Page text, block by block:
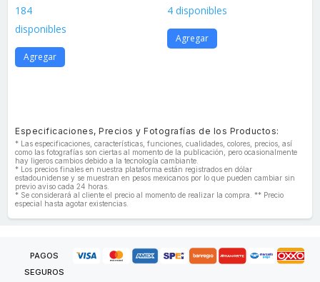
184
disponibles
Agregar
4 disponibles
Agregar
Especificaciones, Precios y Fotografías de los Productos:
* Las especificaciones, características, funciones, cualidades, colores, precios, así
como las fotografías son ciertas al momento de la publicación, pero ocasionalmente
hay ligeros cambios debido a la tecnología cambiante.
* Los precios finales en nuestra plataforma están registrados en dólar
estadounidense y se muestran en pesos mexicanos por lo que pueden cambiar sin
previo aviso cada 24 horas.
* Se considerará al cliente el precio al momento de realizar la compra. ** Precio
especial hasta agotar existencias.
PAGOS
SEGUROS